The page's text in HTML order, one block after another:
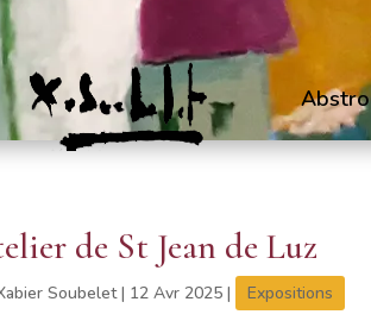
de St Jean de Luz
Soubelet| 12 Avr 2025 | Expositions